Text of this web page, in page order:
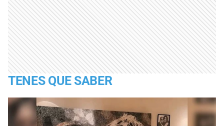
TENES QUE SABER